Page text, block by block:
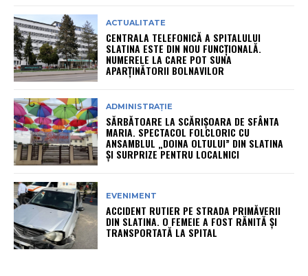
ACTUALITATE
CENTRALA TELEFONICĂ A SPITALULUI
SLATINA ESTE DIN NOU FUNCȚIONALĂ.
NUMERELE LA CARE POT SUNA
APARȚINĂTORII BOLNAVILOR
ADMINISTRAȚIE
SĂRBĂTOARE LA SCĂRIȘOARA DE SFÂNTA
MARIA. SPECTACOL FOLCLORIC CU
ANSAMBLUL „DOINA OLTULUI” DIN SLATINA
ȘI SURPRIZE PENTRU LOCALNICI
EVENIMENT
ACCIDENT RUTIER PE STRADA PRIMĂVERII
DIN SLATINA. O FEMEIE A FOST RĂNITĂ ȘI
TRANSPORTATĂ LA SPITAL